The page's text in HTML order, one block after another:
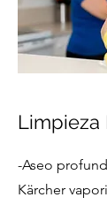
Limpieza
-Aseo
Kärcher